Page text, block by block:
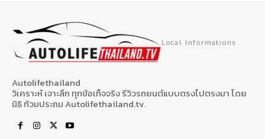
Local Informations
Autolifethailand
วิเคราะห์ เจาะลึก ทุกข้อเท็จจริง รีวิวรถยนต์แบบตรงไปตรงมา โดย
นิธิ ท้วมประถม Autolifethailand.tv.